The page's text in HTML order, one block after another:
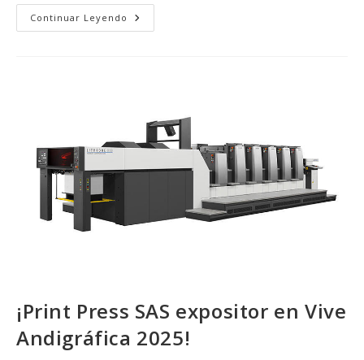
Continuar Leyendo Industria
Gráfica
¡Print Press SAS expositor en Vive
Andigráfica 2025!